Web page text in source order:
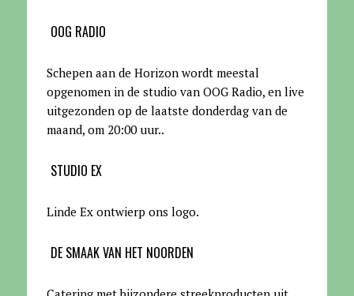
OOG RADIO
Schepen aan de Horizon wordt meestal
opgenomen in de studio van OOG Radio, en live
uitgezonden op de laatste donderdag van de
maand, om 20:00 uur..
STUDIO EX
Linde Ex ontwierp ons logo.
DE SMAAK VAN HET NOORDEN